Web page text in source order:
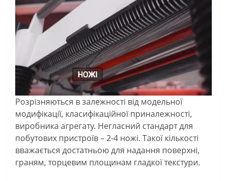
Розрізняються в залежності від модельної
модифікації, класифікаційної приналежності,
виробника агрегату. Негласний стандарт для
побутових пристроїв – 2-4 ножі. Такої кількості
вважається достатньою для надання поверхні,
граням, торцевим площинам гладкої текстури.